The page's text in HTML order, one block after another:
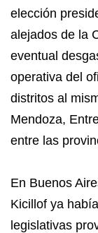
elección
alejados de la
eventual
operativa del
distritos al
Mendoza,
entre las
En Buenos
Kicillof ya
legislativas